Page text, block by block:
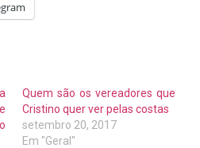
Quem são os vereadores que
Cristino quer ver pelas costas
setembro 20, 2017
Em "Geral"